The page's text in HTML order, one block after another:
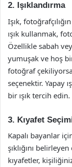
2. Işıklandırma
Işık,
ışık kullanmak,
Özellikle sabah
yumuşak ve hoş
fotoğraf
seçenektir. Yapay
bir ışık tercih edin.
3. Kıyafet
Kapalı bayanlar
şıklığını
kıyafetler,